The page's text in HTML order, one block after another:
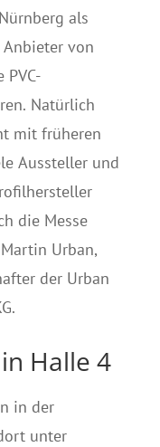
als
von
Natürlich
mit früheren
Aussteller und
die Messe
Urban,
der Urban
Halle 4
in der
unter